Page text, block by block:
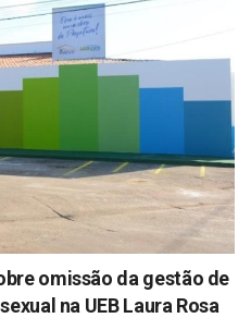
omissão da gestão de
na UEB Laura Rosa